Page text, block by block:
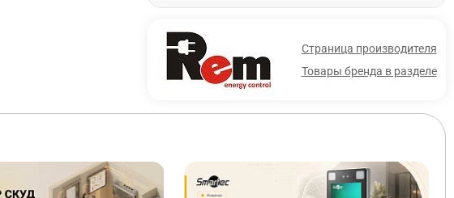
Страница производителя
Товары бренда в разделе